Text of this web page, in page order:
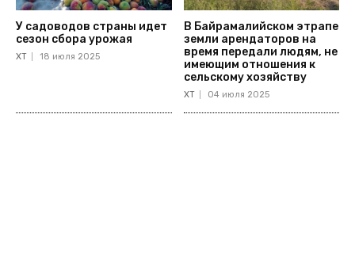
У садоводов страны идет
сезон сбора урожая
ХТ 18 июля 2025
В Байрамалийском этрапе
земли арендаторов на
время передали людям, не
имеющим отношения к
сельскому хозяйству
ХТ 04 июля 2025